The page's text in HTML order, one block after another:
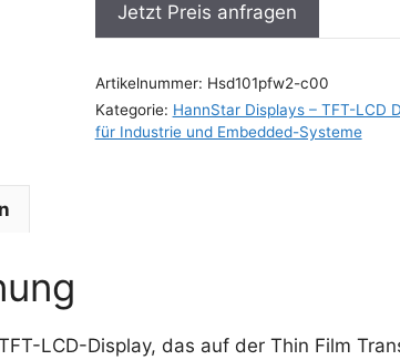
Jetzt Preis anfragen
Artikelnummer: Hsd101pfw2-c00
Kategorie: HannStar Displays – TFT-LCD
für Industrie und Embedded-Systeme
LCD-Display, das auf der Thin Film